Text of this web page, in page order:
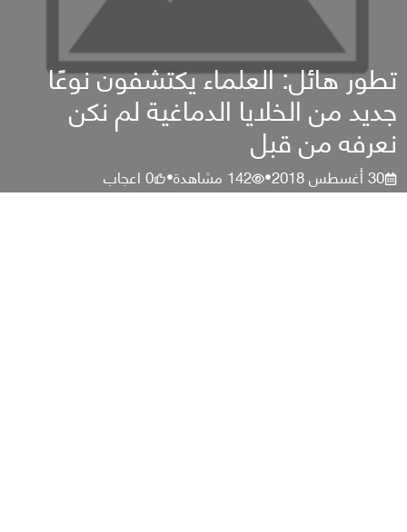
تطور هائل: العلماء يكتشفون نوعًا
جديد من الخلايا الدماغية لم نكن
نعرفه من قبل
30 أغسطس 2018 •
142 مشاهدة•
0اعجاب